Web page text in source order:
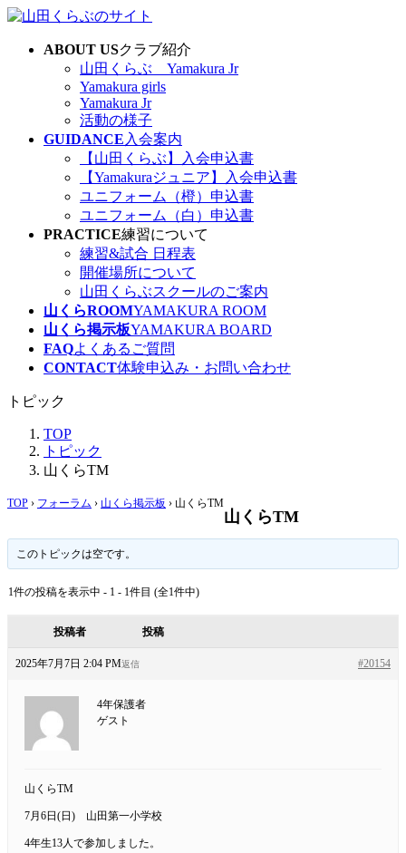
コ
ナ
ABOUT USクラブ紹介
山田くらぶ Yamakura Jr
Yamakura girls
Yamakura Jr
活動の様子
GUIDANCE 入会案内
【山田くらぶ】入会申込書
【Yamakuraジュニア】入会申込書
ユニフォーム（橙）申込書
ユニフォーム（白）申込書
PRACTICE練習について
練習&試合 日程表
開催場所について
山田くらぶスクールのご案内
山くらROOMYAMAKURA ROOM
山くら掲示板YAMAKURA BOARD
FAQよくあるご質問
CONTACT体験申込み・お問い合わせ
トピック
TOP
トピック
山くらTM
TOP › フォーラム › 山くら掲示板 › 山くらTM
山くらTM
このトピックは空です。
1件の投稿を表示中 - 1 - 1件目 (全1件中)
投稿者 投稿
2025年7月7日 2:04 PM #20154
返信
4年保護者
ゲスト
山くらTM
7月6日(日) 山田第一小学校
4年生13人で参加しました。